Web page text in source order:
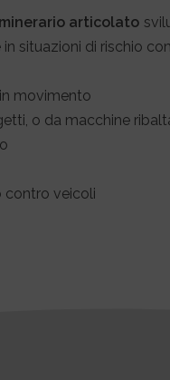
articolato
situazioni di rischio
movimento
o da macchine
contro veicoli